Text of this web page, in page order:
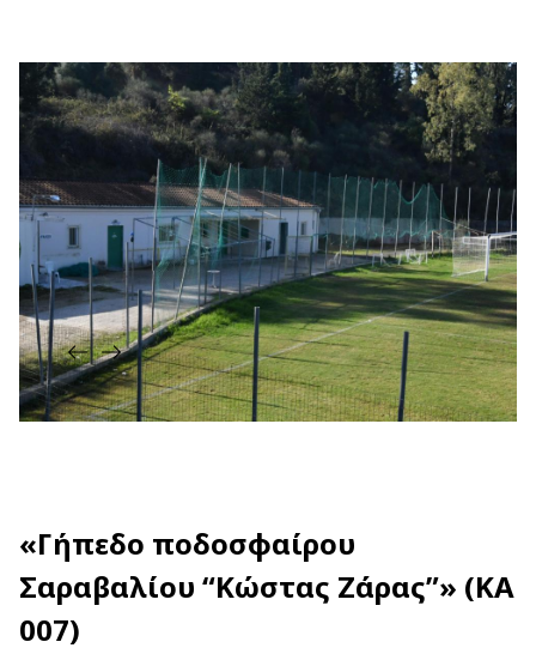
«Γήπεδο ποδοσφαίρου
Σαραβαλίου “Κώστας Ζάρας”» (ΚΑ
007)